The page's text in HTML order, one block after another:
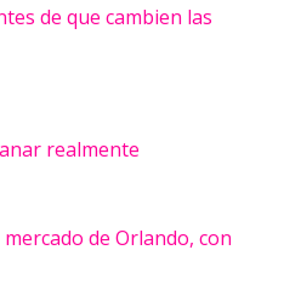
de que cambien las
realmente
de Orlando, con